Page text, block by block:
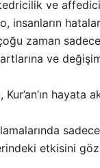
ve
insanların
zaman
ve
hayata
etkisini